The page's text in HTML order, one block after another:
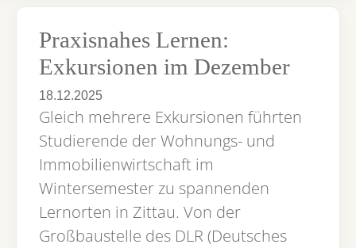
Praxisnahes Lernen:
Exkursionen im Dezember
18.12.2025
Gleich mehrere Exkursionen führten
Studierende der Wohnungs- und
Immobilienwirtschaft im
Wintersemester zu spannenden
Lernorten in Zittau. Von der
Großbaustelle des DLR (Deutsches